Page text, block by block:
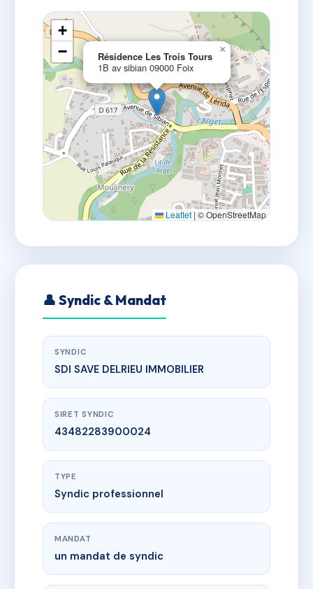
Résidence Les Trois Tours
1B av sibian 09000 Foix
×
+
−
Leaflet | © OpenStreetMap
👤 Syndic & Mandat
SYNDIC
SDI SAVE DELRIEU IMMOBILIER
SIRET SYNDIC
43482283900024
TYPE
Syndic professionnel
MANDAT
un mandat de syndic